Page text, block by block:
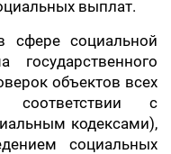
выплат.
сфере социальной
объектов всех
с
кодексами),
социальных